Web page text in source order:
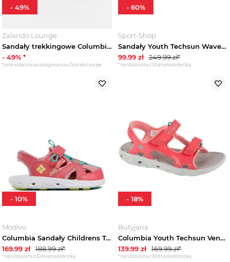
Zalando Lounge
Sandały trekkingowe Columbia zielony
- 49% *
*cena widoczna po zalogowaniu w Zalando Lounge
- 49%
Sport-Shop
Sandały Youth Techsun Wave Jr Columbia Różowy
99.99 zł 249.99zł*
*najniższa cena z 30 dni przed obniżką
- 60%
Modivo
Columbia Sandały Childrens Techsun Wave BC2082 Różowy
169.99 zł 188.99zł*
*najniższa cena z 30 dni przed obniżką
- 10%
Butyjana
Columbia Youth Techsun Vent Sandal 1594631668, Dla chłopca, Różowe, sandały, tkanina, rozmiar: 32
139.99 zł 169.99zł*
*najniższa cena z 30 dni przed obniżką
- 18%